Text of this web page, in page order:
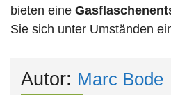
bieten eine
Sie sich unter Umständen
Autor: Marc Bode